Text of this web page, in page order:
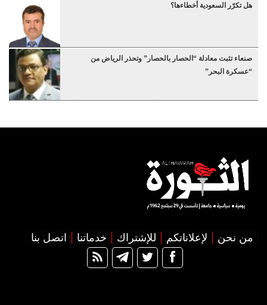
هل تكرّر السعودية أخطاءها؟
صنعاء تثبت معادلة “الحصار بالحصار” وتحذر الرياض من
“عسكرة البحر”
من نحن لإعلاناتكم للإشتراك خدماتنا اتصل بنا